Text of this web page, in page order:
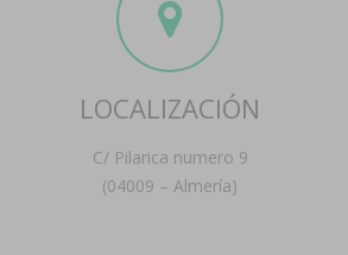
LOCALIZACIÓN
C/ Pilarica numero 9
(04009 – Almería)